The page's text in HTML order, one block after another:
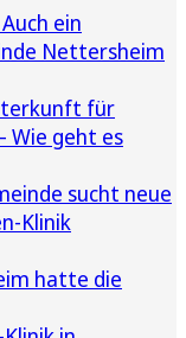
Auch ein
Nettersheim
für
Wie geht es
sucht neue
Klinik
hatte die